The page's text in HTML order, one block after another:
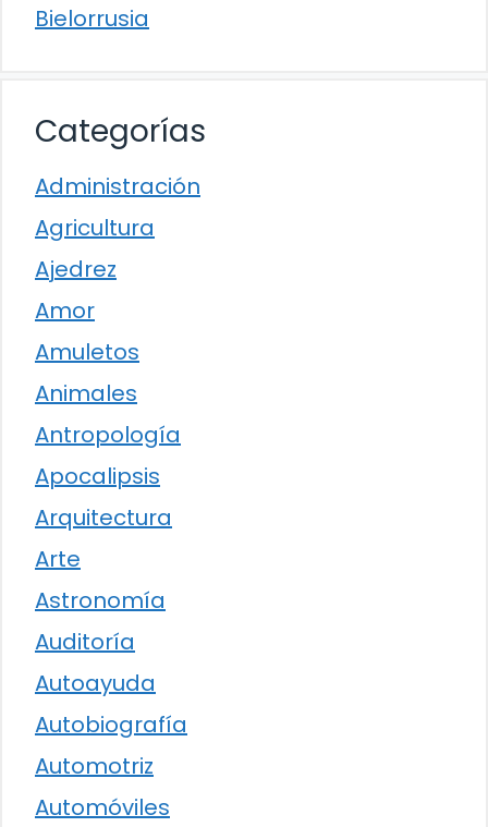
Bielorrusia
Categorías
Administración
Agricultura
Ajedrez
Amor
Amuletos
Animales
Antropología
Apocalipsis
Arquitectura
Arte
Astronomía
Auditoría
Autoayuda
Autobiografía
Automotriz
Automóviles